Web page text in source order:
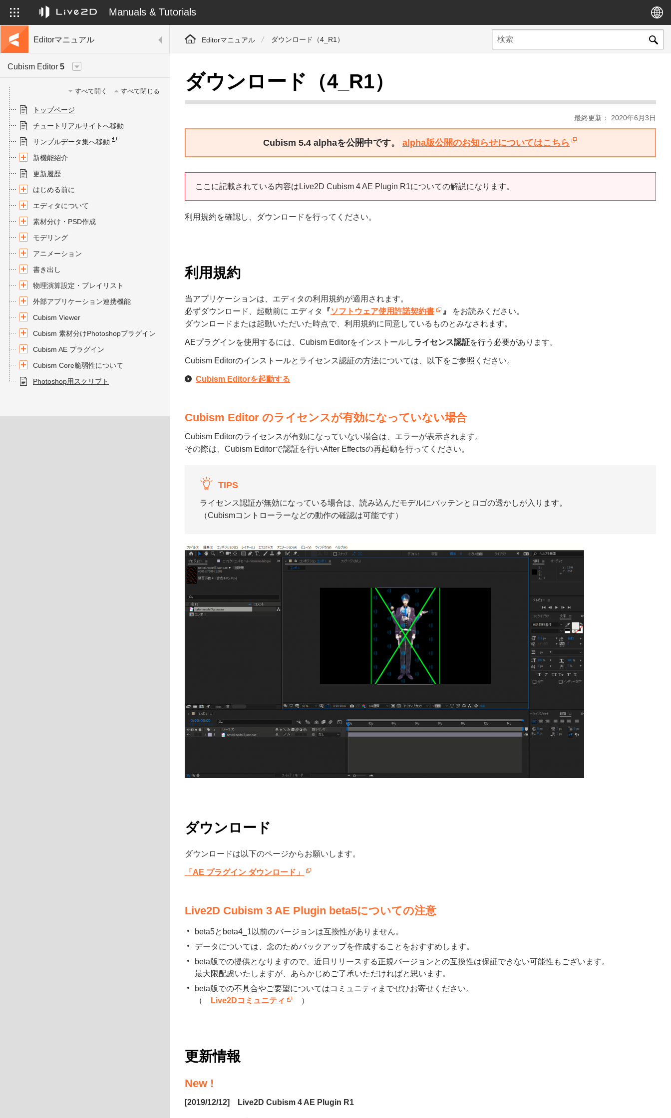
Manuals & Tutorials
Editorマニュアル
Cubism Editor 5
すべて開く すべて閉じる
トップページ
チュートリアルサイトへ移動
サンプルデータ集へ移動
新機能紹介
更新履歴
はじめる前に
エディタについて
素材分け・PSD作成
モデリング
アニメーション
書き出し
物理演算設定・プレイリスト
外部アプリケーション連携機能
Cubism Viewer
Cubism 素材分けPhotoshopプラグイン
Cubism AE プラグイン
Cubism Core脆弱性について
Photoshop用スクリプト
Editorマニュアル ダウンロード（4_R1）
ダウンロード（4_R1）
最終更新： 2020年6月3日
Cubism 5.4 alphaを公開中です。 alpha版公開のお知らせについてはこちら
ここに記載されている内容はLive2D Cubism 4 AE Plugin R1についての解説になります。
利用規約を確認し、ダウンロードを行ってください。
利用規約
当アプリケーションは、エディタの利用規約が適用されます。
必ずダウンロード、起動前に エディタ
『ソフトウェア使用許諾契約書 』
をお読みください。
ダウンロードまたは起動いただいた時点で、利用規約に同意しているものとみなされます。
AEプラグインを使用するには、Cubism Editorをインストールしライセンス認証を行う必要があります。
Cubism Editorのインストールとライセンス認証の方法については、以下をご参照ください。
Cubism Editorを起動する
Cubism Editor のライセンスが有効になっていない場合
Cubism Editorのライセンスが有効になっていない場合は、エラーが表示されます。
その際は、Cubism Editorで認証を行いAfter Effectsの再起動を行ってください。
TIPS
ライセンス認証が無効になっている場合は、読み込んだモデルにバッテンとロゴの透かしが入ります。
（Cubismコントローラーなどの動作の確認は可能です）
ダウンロード
ダウンロードは以下のページからお願いします。
「AE プラグイン ダウンロード」
Live2D Cubism 3 AE Plugin beta5についての注意
beta5とbeta4_1以前のバージョンは互換性がありません。
データについては、念のためバックアップを作成することをおすすめします。
beta版での提供となりますので、近日リリースする正規バージョンとの互換性は保証できない可能性もございます。
最大限配慮いたしますが、あらかじめご了承いただければと思います。
beta版での不具合やご要望についてはコミュニティまでぜひお寄せください。
（
Live2Dコミュニティ ）
更新情報
New !
[2019/12/12] Live2D Cubism 4 AE Plugin R1